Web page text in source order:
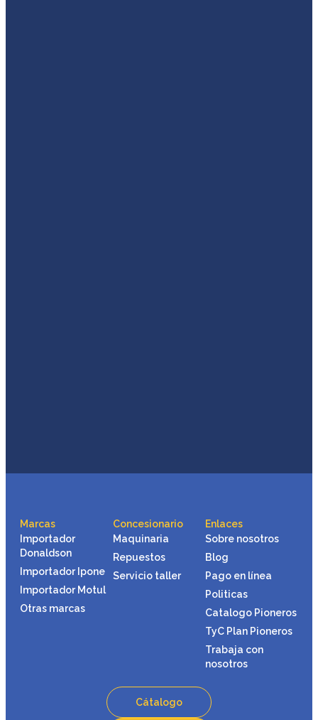
Marcas
Importador
Donaldson
Importador Ipone
Importador Motul
Otras marcas
Concesionario
Maquinaria
Repuestos
Servicio taller
Enlaces
Sobre nosotros
Blog
Pago en línea
Politicas
Catalogo Pioneros
TyC Plan Pioneros
Trabaja con
nosotros
Cátalogo